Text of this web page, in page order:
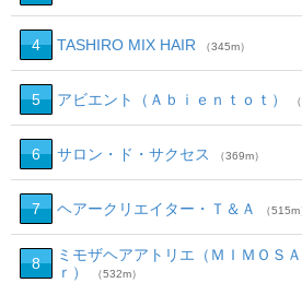
4 TASHIRO MIX HAIR （345m）
5 アビエント（Ａｂｉｅｎｔｏｔ）
6 サロン・ド・サクセス （369m）
7 ヘアークリエイター・Ｔ＆Ａ （515m
8
ミモザヘアアトリエ（ＭＩＭＯＳ
ｒ）
（532m）